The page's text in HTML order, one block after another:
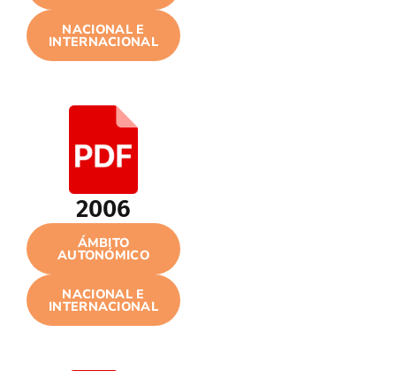
NACIONAL E
INTERNACIONAL
2006
ÁMBITO
AUTONÓMICO
NACIONAL E
INTERNACIONAL